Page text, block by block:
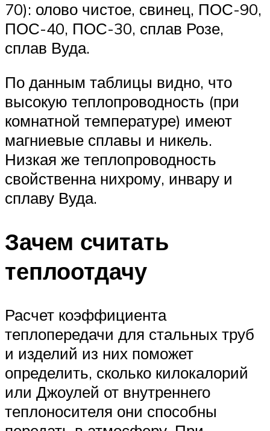
70): олово чистое, свинец, ПОС-90,
ПОС-40, ПОС-30, сплав Розе,
сплав Вуда.
По данным таблицы видно, что
высокую теплопроводность (при
комнатной температуре) имеют
магниевые сплавы и никель.
Низкая же теплопроводность
свойственна нихрому, инвару и
сплаву Вуда.
Зачем считать
теплоотдачу
Расчет коэффициента
теплопередачи для стальных труб
и изделий из них поможет
определить, сколько килокалорий
или Джоулей от внутреннего
теплоносителя они способны